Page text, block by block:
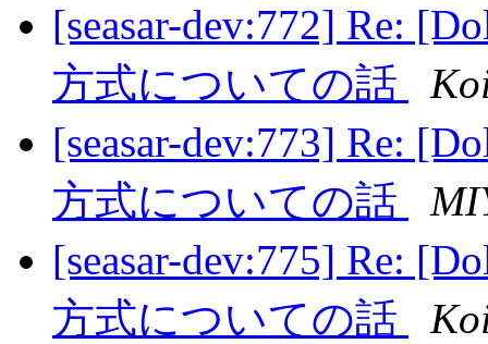
[seasar-dev:772] Re:
方式についての話
[seasar-dev:773] Re:
方式についての話
[seasar-dev:775] Re:
方式についての話